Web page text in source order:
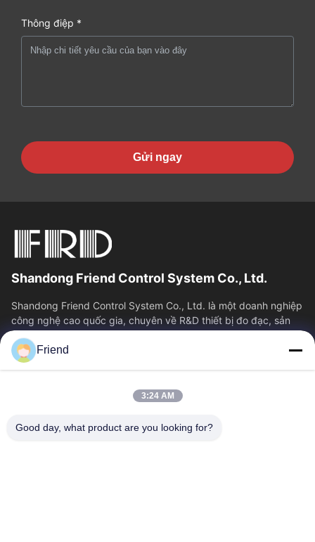
Thông điệp *
Gửi ngay
Shandong Friend Control System Co., Ltd.
Shandong Friend Control System Co., Ltd. là một doanh nghiệp
công nghệ cao quốc gia, chuyên về R&D thiết bị đo đạc, sản
xuất và dịch vụ điều...
Liên Kết Nhanh
Về Chúng Tôi
Tham Quan Nhà Máy
Kiểm Soát Chất Lượng
Friend
3:24 AM
Good day, what product are you looking for?